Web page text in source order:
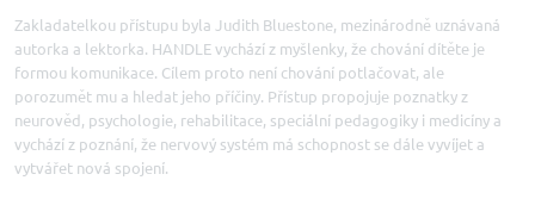
Zakladatelkou přístupu byla Judith Bluestone, mezinárodně uznávaná
autorka a lektorka. HANDLE vychází z myšlenky, že chování dítěte je
formou komunikace. Cílem proto není chování potlačovat, ale
porozumět mu a hledat jeho příčiny. Přístup propojuje poznatky z
neurověd, psychologie, rehabilitace, speciální pedagogiky i medicíny a
vychází z poznání, že nervový systém má schopnost se dále vyvíjet a
vytvářet nová spojení.